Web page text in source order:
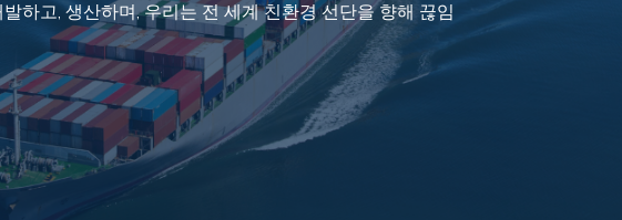
하고, 생산하며, 우리는 전 세계 친환경 선단을 향해 끊임